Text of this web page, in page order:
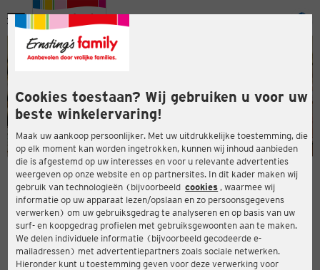
Cookies toestaan? Wij gebruiken u voor uw
beste winkelervaring!
Maak uw aankoop persoonlijker. Met uw uitdrukkelijke toestemming, die
op elk moment kan worden ingetrokken, kunnen wij inhoud aanbieden
die is afgestemd op uw interesses en voor u relevante advertenties
weergeven op onze website en op partnersites. In dit kader maken wij
gebruik van technologieën (bijvoorbeeld cookies , waarmee wij
informatie op uw apparaat lezen/opslaan en zo persoonsgegevens
verwerken) om uw gebruiksgedrag te analyseren en op basis van uw
surf- en koopgedrag profielen met gebruiksgewoonten aan te maken.
We delen individuele informatie (bijvoorbeeld gecodeerde e-
mailadressen) met advertentiepartners zoals sociale netwerken.
Hieronder kunt u toestemming geven voor deze verwerking voor
Menu
ERNSTING'S FAMILY-WINKEL
In der Mark 88
32278 Kirchlengern
4,4
Beoordeling: